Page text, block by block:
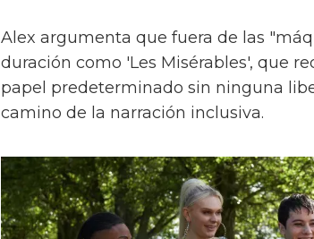
Alex argumenta que fuera de las
duración como 'Les Misérables', que
papel predeterminado sin ninguna
camino de la narración inclusiva.